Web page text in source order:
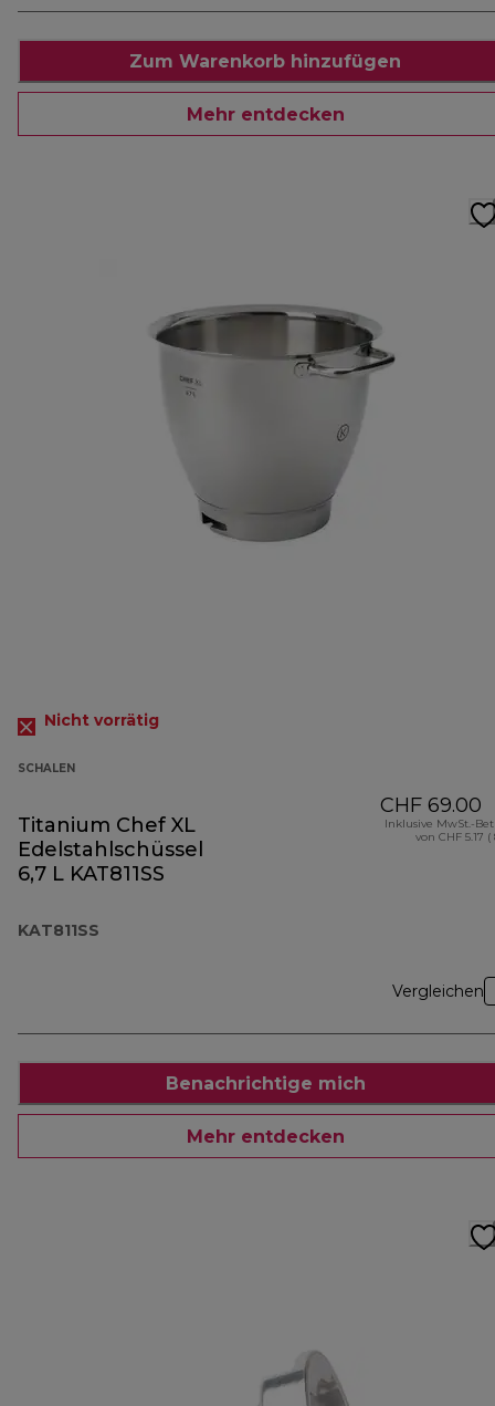
Zum Warenkorb hinzufügen
Mehr entdecken
Nicht vorrätig
SCHALEN
Titanium Chef XL
Edelstahlschüssel
6,7 L KAT811SS
KAT811SS
CHF 69.00
Inklusive MwSt.-
von CHF 5.17 (
Vergleichen
Benachrichtige mich
Mehr entdecken